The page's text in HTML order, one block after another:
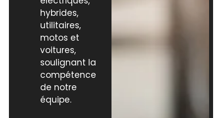
hybrides,
utilitaires,
motos et
voitures,
soulignant la
compétence
de notre
équipe.